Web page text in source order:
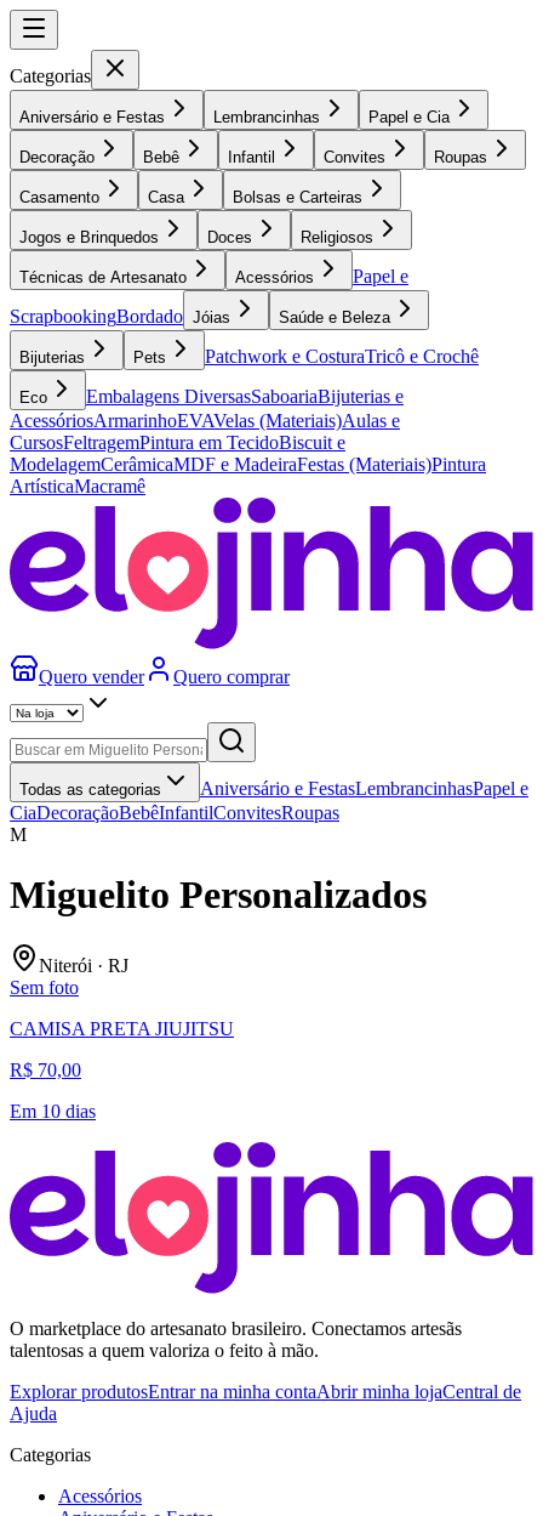
Categorias
Aniversário e Festas Lembrancinhas Papel e Cia
Decoração Bebê Infantil Convites Roupas
Casamento Casa Bolsas e Carteiras
Jogos e Brinquedos Doces Religiosos
Técnicas de Artesanato Acessórios
Papel e
ScrapbookingBordado Jóias Saúde e Beleza
Bijuterias Pets Patchwork e CosturaTricô e Crochê
Eco Embalagens DiversasSaboariaBijuterias e
AcessóriosArmarinhoEVAVelas (Materiais)Aulas e
CursosFeltragemPintura em TecidoBiscuit e
ModelagemCerâmicaMDF e MadeiraFestas (Materiais)Pintura
ArtísticaMacramê
Quero vender Quero comprar
Todas as categorias Aniversário e FestasLembrancinhasPapel e
CiaDecoraçãoBebêInfantilConvitesRoupas
M
Miguelito Personalizados
Niterói · RJ
Sem foto
CAMISA PRETA JIUJITSU
R$ 70,00
Em 10 dias
O marketplace do artesanato brasileiro. Conectamos artesãs
talentosas a quem valoriza o feito à mão.
Explorar produtosEntrar na minha contaAbrir minha lojaCentral de
Ajuda
Categorias
Acessórios